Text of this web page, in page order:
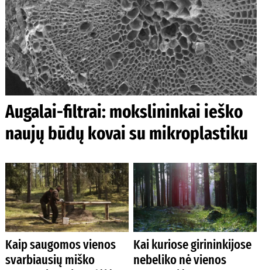
Augalai-filtrai: mokslininkai ieško
naujų būdų kovai su mikroplastiku
Kaip saugomos vienos
svarbiausių miško
Kai kuriose girininkijose
nebeliko nė vienos